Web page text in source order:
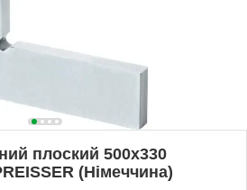
плоский 500х330
(Німеччина)